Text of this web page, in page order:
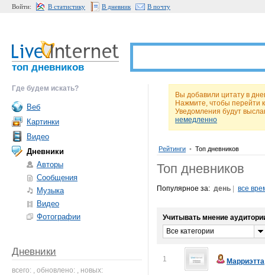
Войти: В статистику В дневник В почту
топ дневников
Вы добавили цитату в
Нажмите, чтобы перейти
Уведомления будут
немедленно
Рейтинги • Топ дневников
Топ дневников
Популярное за: день все
Учитывать мнение
Все категории
1 Марриэтта
Где будем искать?
Веб
Картинки
Видео
Дневники
Авторы
Сообщения
Музыка
Видео
Фотографии
Дневники
всего: , обновлено: , новых: